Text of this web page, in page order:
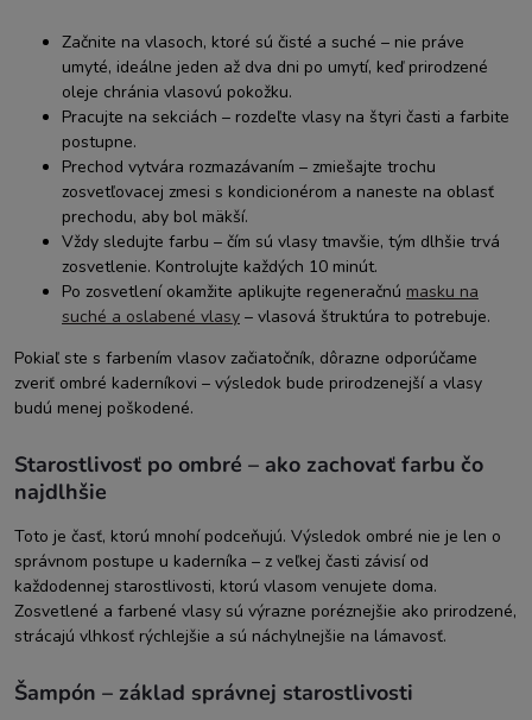
Začnite na vlasoch, ktoré sú čisté a suché – nie práve
umyté, ideálne jeden až dva dni po umytí, keď prirodzené
oleje chránia vlasovú pokožku.
Pracujte na sekciách – rozdeľte vlasy na štyri časti a farbite
postupne.
Prechod vytvára rozmazávaním – zmiešajte trochu
zosvetľovacej zmesi s kondicionérom a naneste na oblasť
prechodu, aby bol mäkší.
Vždy sledujte farbu – čím sú vlasy tmavšie, tým dlhšie trvá
zosvetlenie. Kontrolujte každých 10 minút.
Po zosvetlení okamžite aplikujte regeneračnú masku na
suché a oslabené vlasy – vlasová štruktúra to potrebuje.
Pokiaľ ste s farbením vlasov začiatočník, dôrazne odporúčame
zveriť ombré kaderníkovi – výsledok bude prirodzenejší a vlasy
budú menej poškodené.
Starostlivosť po ombré – ako zachovať farbu čo
najdlhšie
Toto je časť, ktorú mnohí podceňujú. Výsledok ombré nie je len o
správnom postupe u kaderníka – z veľkej časti závisí od
každodennej starostlivosti, ktorú vlasom venujete doma.
Zosvetlené a farbené vlasy sú výrazne poréznejšie ako prirodzené,
strácajú vlhkosť rýchlejšie a sú náchylnejšie na lámavosť.
Šampón – základ správnej starostlivosti